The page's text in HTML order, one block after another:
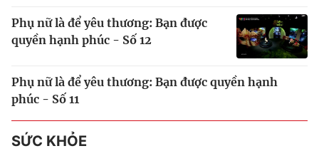
Phụ nữ là để yêu thương: Bạn được
quyền hạnh phúc - Số 12
Phụ nữ là để yêu thương: Bạn được quyền hạnh
phúc - Số 11
SỨC KHỎE